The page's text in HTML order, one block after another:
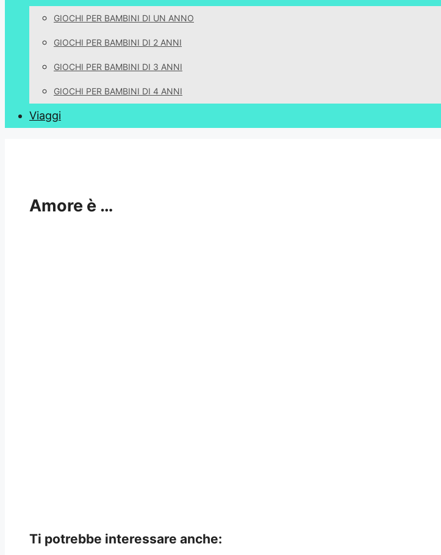
GIOCHI PER BAMBINI DI UN ANNO
GIOCHI PER BAMBINI DI 2 ANNI
GIOCHI PER BAMBINI DI 3 ANNI
GIOCHI PER BAMBINI DI 4 ANNI
Viaggi
Amore è …
Ti potrebbe interessare anche: